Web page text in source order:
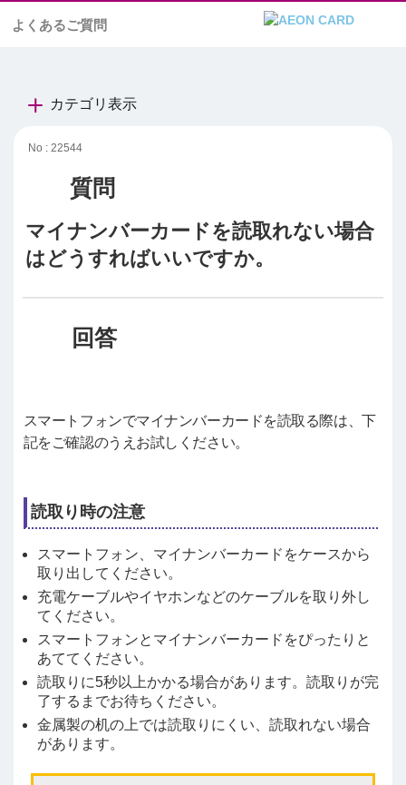
よくあるご質問
カテゴリ表示
No : 22544
マイナンバーカードを読取れない場合
はどうすればいいですか。
スマートフォンでマイナンバーカードを読取る際は、下
記をご確認のうえお試しください。
読取り時の注意
スマートフォン、マイナンバーカードをケースから
取り出してください。
充電ケーブルやイヤホンなどのケーブルを取り外し
てください。
スマートフォンとマイナンバーカードをぴったりと
あててください。
読取りに5秒以上かかる場合があります。読取りが完
了するまでお待ちください。
金属製の机の上では読取りにくい、読取れない場合
があります。